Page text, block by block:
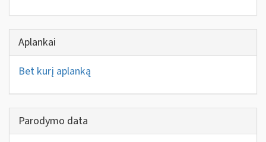
Aplankai
Bet kurį aplanką
Parodymo data